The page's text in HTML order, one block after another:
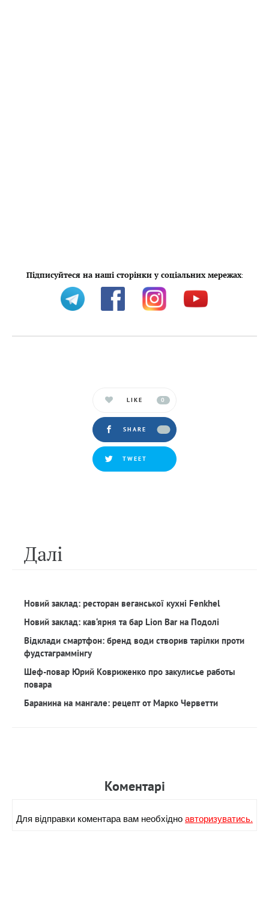
Підписуйтеся на наші сторінки у соціальних мережах:
LIKE 0
SHARE
TWEET
Далi
Новий заклад: ресторан веганської кухні Fenkhel
Новий заклад: кав‘ярня та бар Lion Bar на Подолі
Відклади смартфон: бренд води створив тарілки проти
фудстаграммінгу
Шеф-повар Юрий Ковриженко про закулисье работы
повара
Баранина на мангале: рецепт от Марко Черветти
Коментарi
Для вiдправки коментара вам необхiдноавторизуватись.